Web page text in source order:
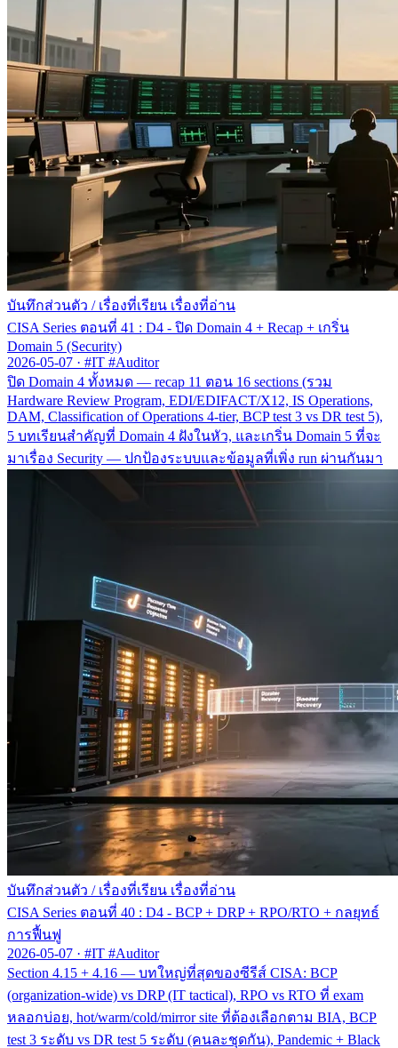
บันทึกส่วนตัว / เรื่องที่เรียน เรื่องที่อ่าน
CISA Series ตอนที่ 41 : D4 - ปิด Domain 4 + Recap + เกริ่น
Domain 5 (Security)
2026-05-07 · #IT #Auditor
ปิด Domain 4 ทั้งหมด — recap 11 ตอน 16 sections (รวม
Hardware Review Program, EDI/EDIFACT/X12, IS Operations,
DAM, Classification of Operations 4-tier, BCP test 3 vs DR test 5),
5 บทเรียนสำคัญที่ Domain 4 ฝังในหัว, และเกริ่น Domain 5 ที่จะ
มาเรื่อง Security — ปกป้องระบบและข้อมูลที่เพิ่ง run ผ่านกันมา
บันทึกส่วนตัว / เรื่องที่เรียน เรื่องที่อ่าน
CISA Series ตอนที่ 40 : D4 - BCP + DRP + RPO/RTO + กลยุทธ์
การฟื้นฟู
2026-05-07 · #IT #Auditor
Section 4.15 + 4.16 — บทใหญ่ที่สุดของซีรีส์ CISA: BCP
(organization-wide) vs DRP (IT tactical), RPO vs RTO ที่ exam
หลอกบ่อย, hot/warm/cold/mirror site ที่ต้องเลือกตาม BIA, BCP
test 3 ระดับ vs DR test 5 ระดับ (คนละชุดกัน), Pandemic + Black